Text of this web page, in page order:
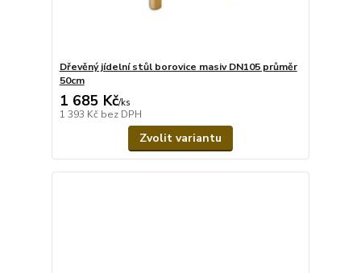
Dřevěný jídelní stůl borovice masiv DN105 průměr
50cm
1 685 Kč/ks
1 393 Kč bez DPH
Zvolit variantu